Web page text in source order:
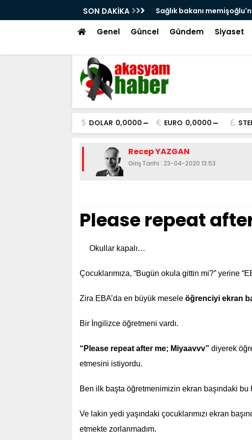
SON DAKİKA
Hacı bayram veli
tekme!
Genel Güncel Gündem Siyaset
DOLAR 0,0000 EURO 0,0000
Recep YAZGAN
Giriş Tarihi : 23-04-2020 13:53
Please repeat
Okullar kapalı…
Çocuklarımıza, “Bugün okula gittin mi?” yerine
Zira EBA’da en büyük mesele öğrenciyi ekran
Bir İngilizce öğretmeni vardı.
“Please repeat after me; Miyaavvv” diyerek
etmesini istiyordu.
Ben ilk başta öğretmenimizin ekran başındaki bu
Ve lakin yedi yaşındaki çocuklarımızı ekran
etmekte zorlanmadım.